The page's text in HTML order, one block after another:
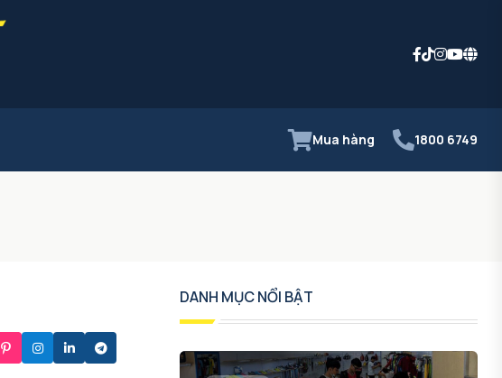
Mua hàng 1800 6749
DANH MỤC NỔI BẬT